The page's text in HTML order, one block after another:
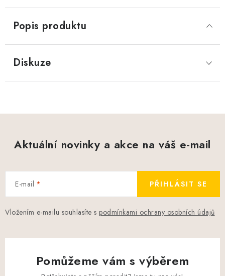
Popis produktu
Diskuze
Aktuální novinky a akce na váš e-mail
E-mail
Vložením e-mailu souhlasíte s podmínkami ochrany osobních údajů
PŘIHLÁSIT SE
Pomůžeme vám s výběrem